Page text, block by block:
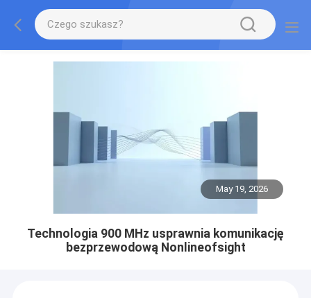
May 19, 2026
Technologia 900 MHz usprawnia komunikację
bezprzewodową Nonlineofsight